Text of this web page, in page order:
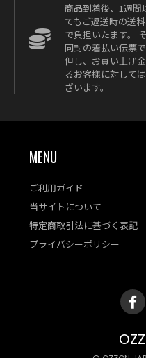
商品到着後、1週間
てもご返送時の送
で負担いたます。
同封の着払い伝票
但し、お買い上げ
るお客様に対して
ざいます。
MENU
ご利用ガイド
当サイトについて
特定商取引法に基づく表記
プライバシーポリシー